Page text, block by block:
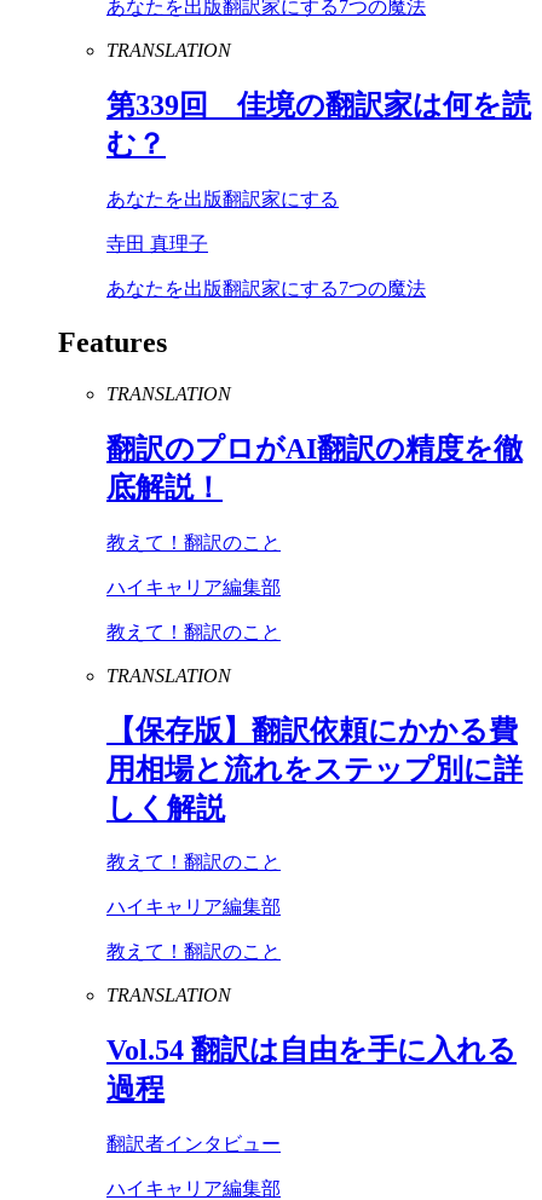
あなたを出版翻訳家にする7つの魔法
TRANSLATION
第339回 佳境の翻訳家は何を読
む？
あなたを出版翻訳家にする
寺田 真理子
あなたを出版翻訳家にする7つの魔法
Features
TRANSLATION
翻訳のプロがAI翻訳の精度を徹
底解説！
教えて！翻訳のこと
ハイキャリア編集部
教えて！翻訳のこと
TRANSLATION
【保存版】翻訳依頼にかかる費
用相場と流れをステップ別に詳
しく解説
教えて！翻訳のこと
ハイキャリア編集部
教えて！翻訳のこと
TRANSLATION
Vol.54 翻訳は自由を手に入れる
過程
翻訳者インタビュー
ハイキャリア編集部